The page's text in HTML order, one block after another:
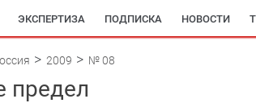
ЭКСПЕРТИЗА ПОДПИСКА НОВОСТИ
2009 № 08
предел